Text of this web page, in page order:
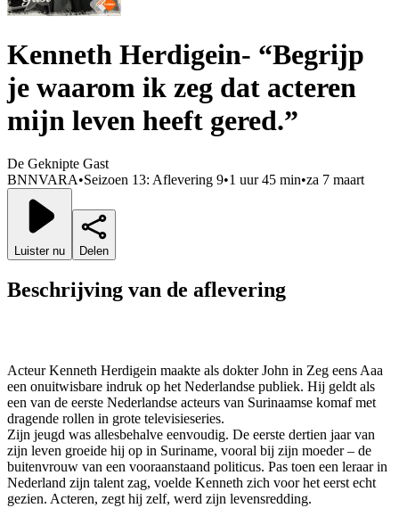
Kenneth Herdigein- “Begrijp
je waarom ik zeg dat acteren
mijn leven heeft gered.”
De Geknipte Gast
BNNVARA•Seizoen 13: Aflevering 9•1 uur 45 min•za 7 maart
Luister nu Delen
Beschrijving van de aflevering
Acteur Kenneth Herdigein maakte als dokter John in Zeg eens Aaa
een onuitwisbare indruk op het Nederlandse publiek. Hij geldt als
een van de eerste Nederlandse acteurs van Surinaamse komaf met
dragende rollen in grote televisieseries.
Zijn jeugd was allesbehalve eenvoudig. De eerste dertien jaar van
zijn leven groeide hij op in Suriname, vooral bij zijn moeder – de
buitenvrouw van een vooraanstaand politicus. Pas toen een leraar in
Nederland zijn talent zag, voelde Kenneth zich voor het eerst echt
gezien. Acteren, zegt hij zelf, werd zijn levensredding.